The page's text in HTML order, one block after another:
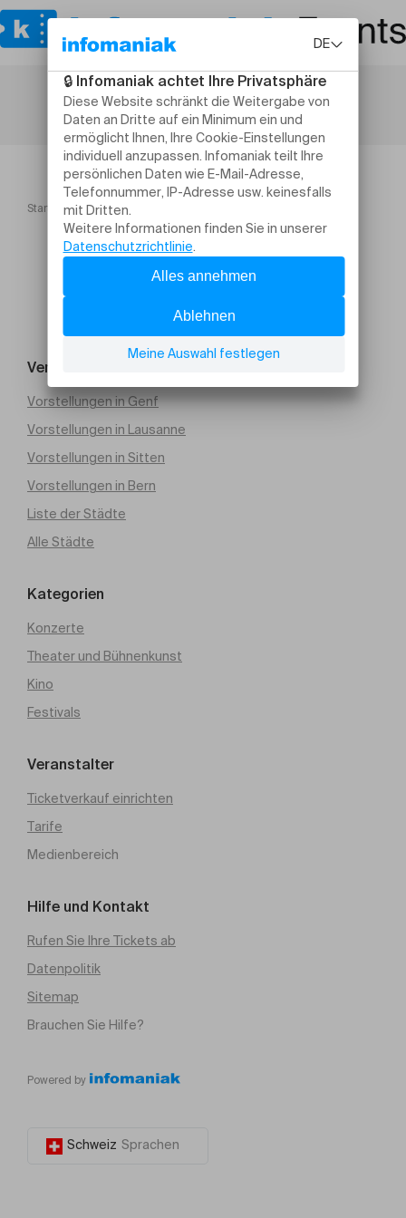
Startseite BadaDoom
Veranstaltung suchen
Vorstellungen in Genf
Vorstellungen in Lausanne
Vorstellungen in Sitten
Vorstellungen in Bern
Liste der Städte
Alle Städte
Kategorien
Konzerte
Theater und Bühnenkunst
Kino
Festivals
Veranstalter
Ticketverkauf einrichten
Tarife
Medienbereich
Hilfe und Kontakt
Rufen Sie Ihre Tickets ab
Datenpolitik
Sitemap
Brauchen Sie Hilfe?
Powered by
Schweiz Sprachen